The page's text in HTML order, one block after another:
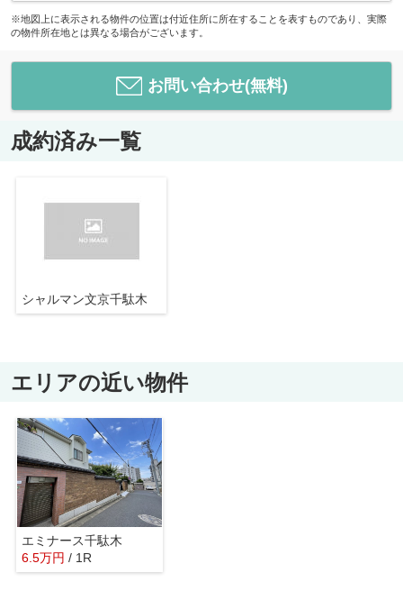
※地図上に表示される物件の位置は付近住所に所在することを表すものであり、実際
の物件所在地とは異なる場合がございます。
お問い合わせ(無料)
成約済み一覧
シャルマン文京千駄木
エリアの近い物件
エミナース千駄木
6.5万円 / 1R